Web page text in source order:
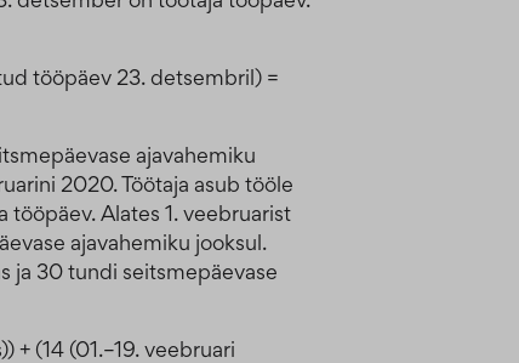
tööpäev 23. detsembril) =
ajavahemiku
2020. Töötaja asub tööle
tööpäev. Alates 1. veebruarist
ajavahemiku jooksul.
ja 30 tundi seitsmepäevase
+ (14 (01.–19. veebruari